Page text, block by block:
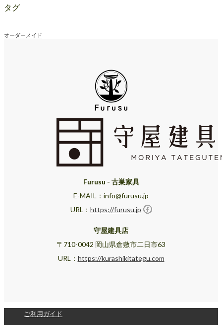
タグ
オーダーメイド
Furusu - 古巣家具
E-MAIL：info@furusu.jp
URL： https://furusu.jp
守屋建具店
〒710-0042 岡山県倉敷市二日市63
URL： https://kurashikitategu.com
ご利用ガイド